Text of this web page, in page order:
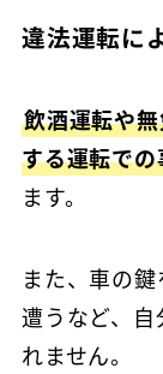
違法運転に
飲酒運転や
する運転で
ます。
また、車の
遭うなど、
れません。